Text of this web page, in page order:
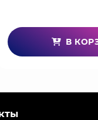
ее на
заземлена!), у
переключатель
жизни.
В